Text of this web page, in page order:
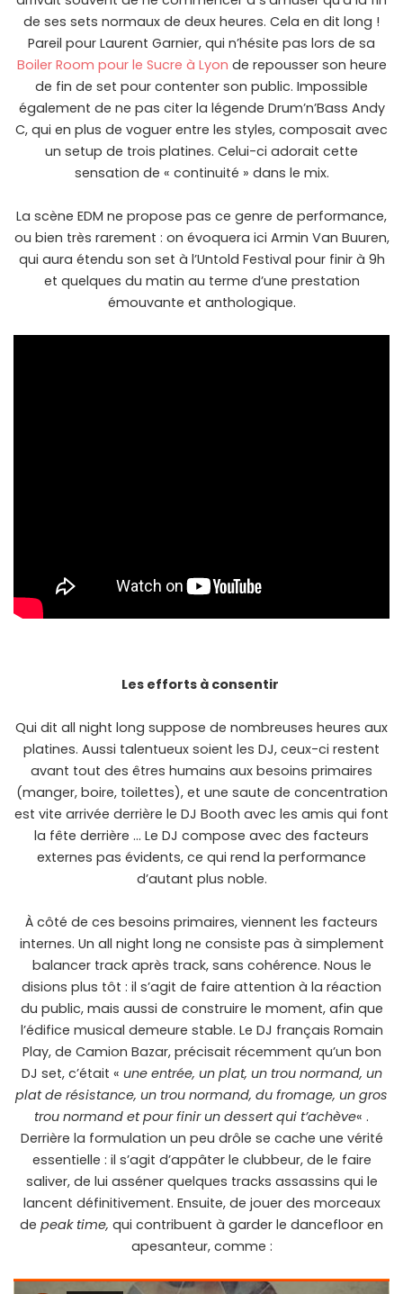
de ses sets normaux de deux heures. Cela en dit long !
Pareil pour Laurent Garnier, qui n’hésite pas lors de sa
Boiler Room pour le Sucre à Lyon de repousser son heure
de fin de set pour contenter son public. Impossible
également de ne pas citer la légende Drum’n’Bass Andy
C, qui en plus de voguer entre les styles, composait avec
un setup de trois platines. Celui-ci adorait cette
sensation de « continuité » dans le mix.
La scène EDM ne propose pas ce genre de performance,
ou bien très rarement : on évoquera ici Armin Van Buuren,
qui aura étendu son set à l’Untold Festival pour finir à 9h
et quelques du matin au terme d’une prestation
émouvante et anthologique.
Les efforts à consentir
Qui dit all night long suppose de nombreuses heures aux
platines. Aussi talentueux soient les DJ, ceux-ci restent
avant tout des êtres humains aux besoins primaires
(manger, boire, toilettes), et une saute de concentration
est vite arrivée derrière le DJ Booth avec les amis qui font
la fête derrière … Le DJ compose avec des facteurs
externes pas évidents, ce qui rend la performance
d’autant plus noble.
À côté de ces besoins primaires, viennent les facteurs
internes. Un all night long ne consiste pas à simplement
balancer track après track, sans cohérence. Nous le
disions plus tôt : il s’agit de faire attention à la réaction
du public, mais aussi de construire le moment, afin que
l’édifice musical demeure stable. Le DJ français Romain
Play, de Camion Bazar, précisait récemment qu’un bon
DJ set, c’était « une entrée, un plat, un trou normand, un
plat de résistance, un trou normand, du fromage, un gros
trou normand et pour finir un dessert qui t’achève« .
Derrière la formulation un peu drôle se cache une vérité
essentielle : il s’agit d’appâter le clubbeur, de le faire
saliver, de lui asséner quelques tracks assassins qui le
lancent définitivement. Ensuite, de jouer des morceaux
de peak time, qui contribuent à garder le dancefloor en
apesanteur, comme :